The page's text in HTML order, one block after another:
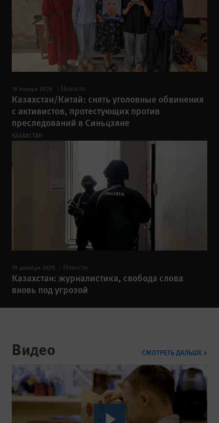
19 января 2026 Новости
Казахстан/Китай: снять уголовные обвинения
с активистов, протестующих против
преследований в Синьцзяне
КАЗАХСТАН
19 декабря 2025 Новости
Казахстан: журналистика, свобода слова
вновь под угрозой
Видео СМОТРЕТЬ ДАЛЬШЕ